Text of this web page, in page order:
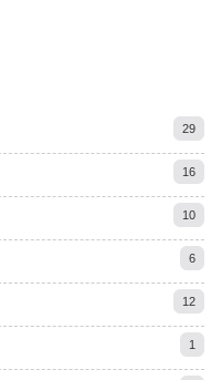
29
16
10
6
12
1